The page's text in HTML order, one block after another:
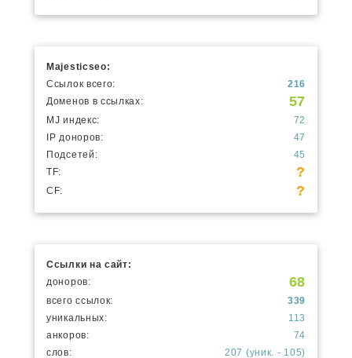
Majesticseo:
Ссылок всего:
216
Доменов в ссылках:
57
MJ индекс:
72
IP доноров:
47
Подсетей:
45
TF:
?
CF: ?
Ссылки на сайт:
доноров:
68
всего ссылок:
339
уникальных:
113
анкоров:
74
слов:
207 (уник. - 105)